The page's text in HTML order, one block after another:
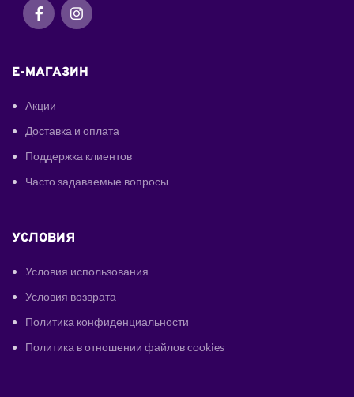
E-МАГАЗИН
Акции
Доставка и оплата
Поддержка клиентов
Часто задаваемые вопросы
УСЛОВИЯ
Условия использования
Условия возврата
Политика конфиденциальности
Политика в отношении файлов cookies